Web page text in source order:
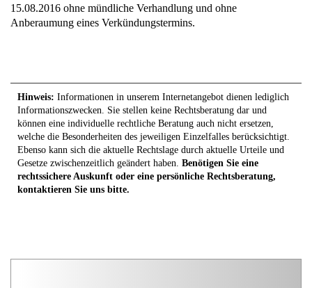
15.08.2016 ohne mündliche Verhandlung und ohne
Anberaumung eines Verkündungstermins.
Hinweis: Informationen in unserem Internetangebot dienen lediglich
Informationszwecken. Sie stellen keine Rechtsberatung dar und
können eine individuelle rechtliche Beratung auch nicht ersetzen,
welche die Besonderheiten des jeweiligen Einzelfalles berücksichtigt.
Ebenso kann sich die aktuelle Rechtslage durch aktuelle Urteile und
Gesetze zwischenzeitlich geändert haben. Benötigen Sie eine
rechtssichere Auskunft oder eine persönliche Rechtsberatung,
kontaktieren Sie uns bitte.